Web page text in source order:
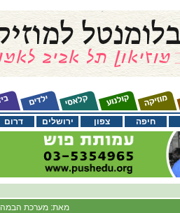
דרום ירושלים צפון חיפה
מאת: מערכת הבמה